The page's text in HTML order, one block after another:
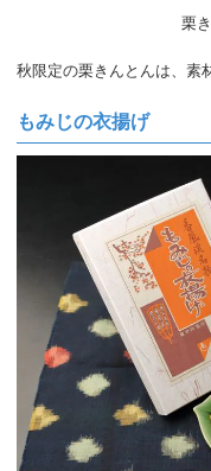
栗
秋限定の栗きんとんは、素
もみじの衣揚げ